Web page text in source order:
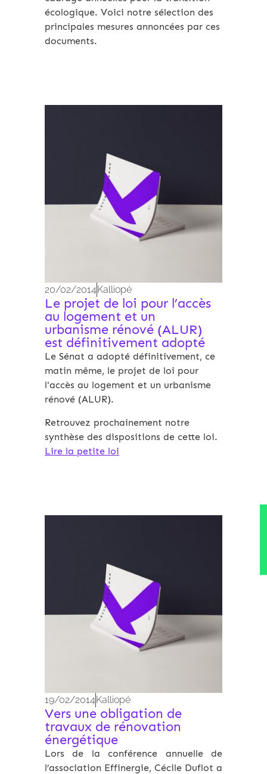
écologique. Voici notre sélection des
principales mesures annoncées par ces
documents.
20/02/2014 Kalliopé
Le projet de loi pour l’accès
au logement et un
urbanisme rénové (ALUR)
est définitivement adopté
Le Sénat a adopté définitivement, ce
matin même, le projet de loi pour
l'accès au logement et un urbanisme
rénové (ALUR).
Retrouvez prochainement notre
synthèse des dispositions de cette loi.
Lire la petite loi
19/02/2014Kalliopé
Vers une obligation de
travaux de rénovation
énergétique
Lors de la conférence annuelle de
l’association Effinergie, Cécile Duflot a